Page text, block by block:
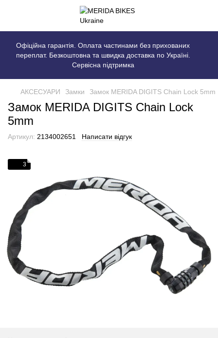
Офіційна гарантія. Оплата частинами без прихованих
переплат. Безкоштовна та швидка доставка по Україні.
Сервісна підтримка
АКСЕСУАРИ Замки Замок MERIDA DIGITS Chain Lock 5mm
Замок MERIDA DIGITS Chain Lock
5mm
Артикул: 2134002651 Написати відгук
3